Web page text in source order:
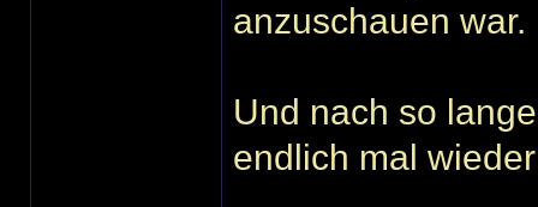
anzuschauen war.
Und nach so
endlich mal